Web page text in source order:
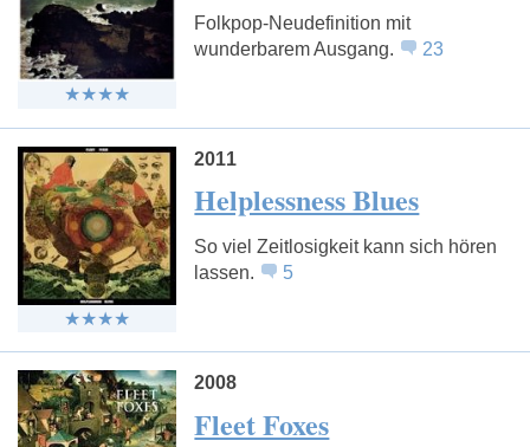
Folkpop-Neudefinition mit
wunderbarem Ausgang.
23
2011
Helplessness Blues
So viel Zeitlosigkeit kann sich hören
lassen.
5
2008
Fleet Foxes